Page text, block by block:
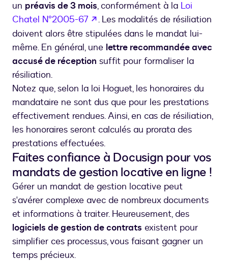
un préavis de 3 mois, conformément à la Loi
Chatel N°2005-67
s’ouvre dans un nouvel onglet
. Les modalités de résiliation
doivent alors être stipulées dans le mandat lui-
même. En général, une lettre recommandée avec
accusé de réception suffit pour formaliser la
résiliation.
Notez que, selon la loi Hoguet, les honoraires du
mandataire ne sont dus que pour les prestations
effectivement rendues. Ainsi, en cas de résiliation,
les honoraires seront calculés au prorata des
prestations effectuées.
Faites confiance à Docusign pour vos
mandats de gestion locative en ligne !
Gérer un mandat de gestion locative peut
s'avérer complexe avec de nombreux documents
et informations à traiter. Heureusement, des
logiciels de gestion de contrats existent pour
simplifier ces processus, vous faisant gagner un
temps précieux.